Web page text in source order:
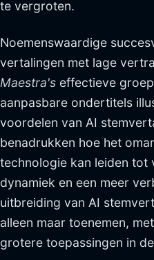
te vergroten.
Noemenswaardige
vertalingen met lage
Maestra's effectieve
aanpasbare ondertitels
voordelen van AI
benadrukken hoe het
technologie kan leiden tot
dynamiek en een meer
uitbreiding van AI
alleen maar toenemen,
grotere toepassingen in